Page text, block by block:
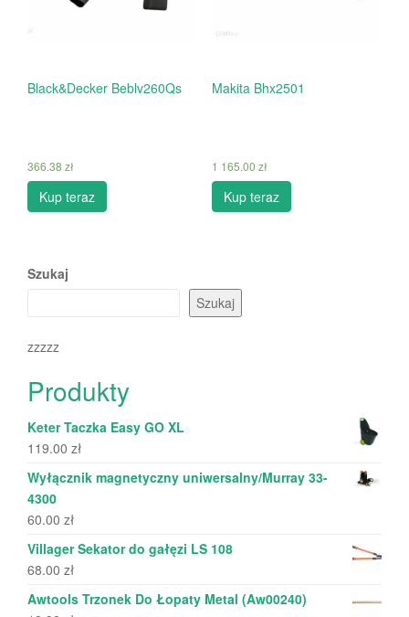
Black&Decker Beblv260Qs
366.38 zł
Kup teraz
Makita Bhx2501
1 165.00 zł
Kup teraz
Szukaj
Szukaj
zzzzz
Produkty
Keter Taczka Easy GO XL
119.00 zł
Wyłącznik magnetyczny uniwersalny/Murray 33-
4300
60.00 zł
Villager Sekator do gałęzi LS 108
68.00 zł
Awtools Trzonek Do Łopaty Metal (Aw00240)